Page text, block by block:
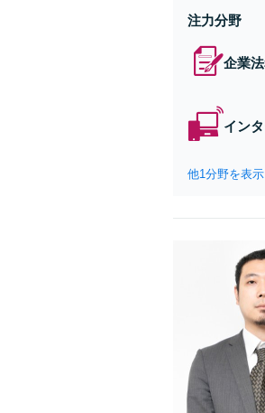
注力分野
企業
イン
他1分野を表示